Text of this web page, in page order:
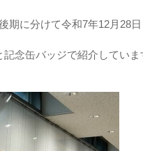
期に分けて令和7年12月28日
念缶バッジで紹介していま